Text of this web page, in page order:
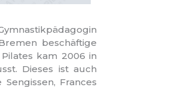
beschäftige
kam 2006 in
Dieses ist auch
Frances